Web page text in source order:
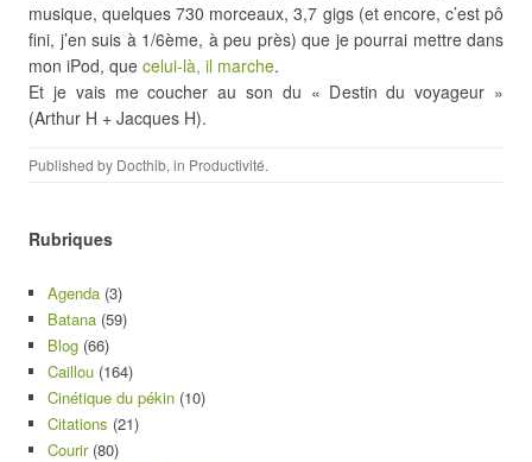
musique, quelques 730 morceaux, 3,7 gigs (et encore, c’est pô
fini, j’en suis à 1/6ème, à peu près) que je pourrai mettre dans
mon iPod, que celui-là, il marche.
Et je vais me coucher au son du « Destin du voyageur »
(Arthur H + Jacques H).
Published by Docthib, in Productivité.
Rubriques
Agenda (3)
Batana (59)
Blog (66)
Caillou (164)
Cinétique du pékin (10)
Citations (21)
Courir(80)